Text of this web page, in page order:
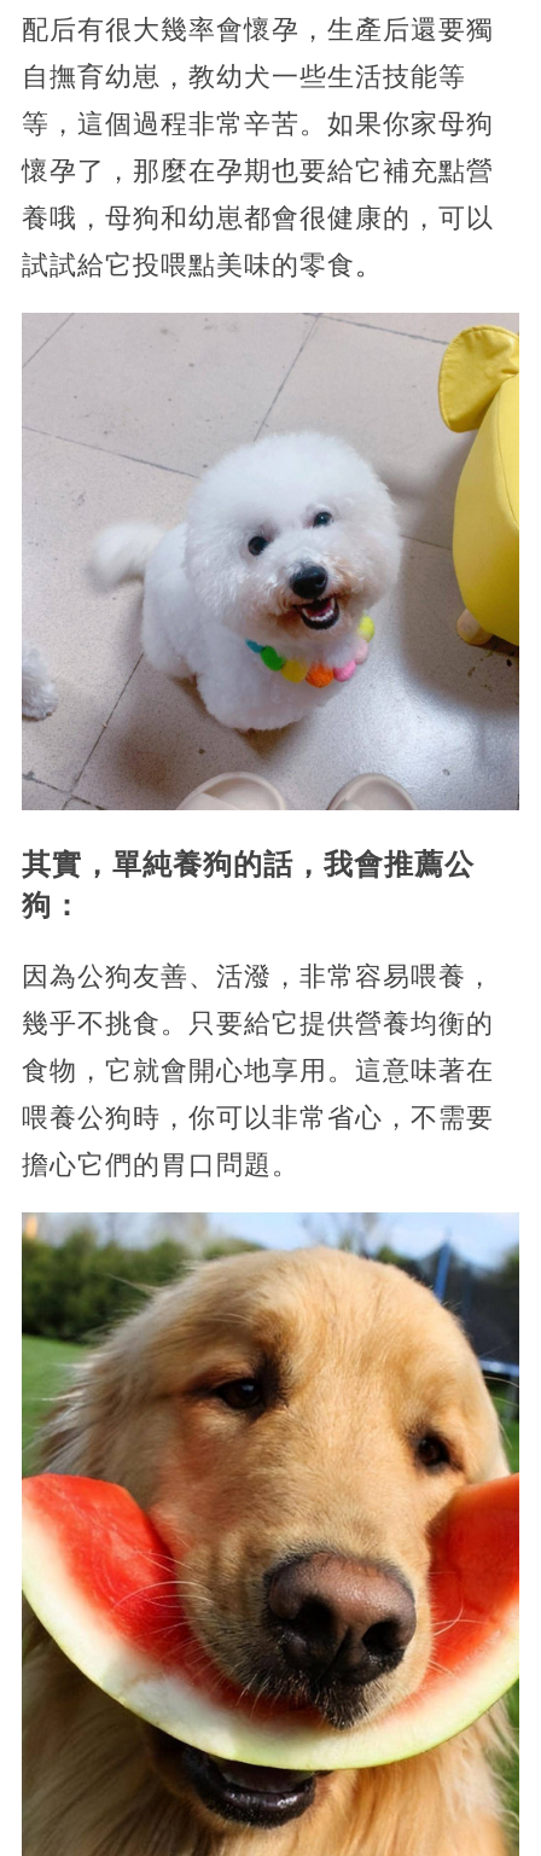
配后有很大幾率會懷孕，生產后還要獨
自撫育幼崽，教幼犬一些生活技能等
等，這個過程非常辛苦。如果你家母狗
懷孕了，那麼在孕期也要給它補充點營
養哦，母狗和幼崽都會很健康的，可以
試試給它投喂點美味的零食。
其實，單純養狗的話，我會推薦公
狗：
因為公狗友善、活潑，非常容易喂養，
幾乎不挑食。只要給它提供營養均衡的
食物，它就會開心地享用。這意味著在
喂養公狗時，你可以非常省心，不需要
擔心它們的胃口問題。